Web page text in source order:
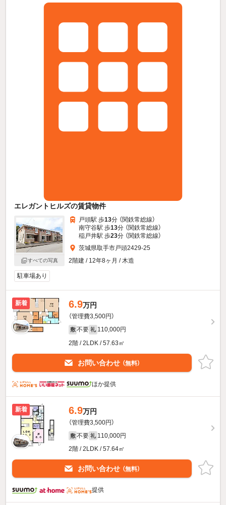
エレガントヒルズの賃貸物件
すべての写真
戸頭駅 歩13分 （関鉄常総線）
南守谷駅 歩13分 （関鉄常総線）
稲戸井駅 歩23分 （関鉄常総線）
茨城県取手市戸頭2429-25
2階建 / 12年8ヶ月 / 木造
駐車場あり
新着 6.9万円
（管理費3,500円）
敷 不要 礼 110,000円
2階 / 2LDK / 57.63㎡
お問い合わせ （無料）
ほか提供
新着 6.9万円
（管理費3,500円）
敷 不要 礼 110,000円
2階 / 2LDK / 57.64㎡
お問い合わせ （無料）
提供